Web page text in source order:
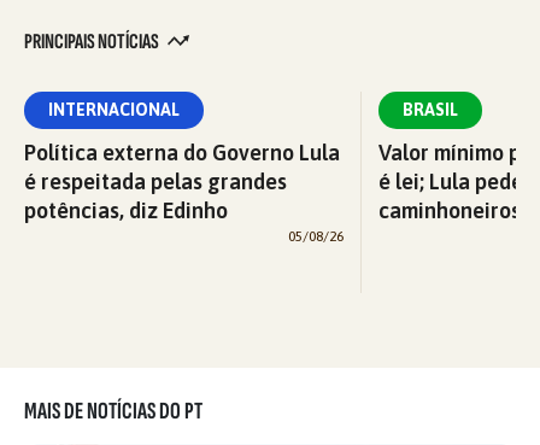
PRINCIPAIS NOTÍCIAS
INTERNACIONAL
Política externa do Governo Lula
é respeitada pelas grandes
potências, diz Edinho
05/08/26
BRASIL
Valor mínimo
é lei; Lula pede
caminhoneiros
MAIS DE NOTÍCIAS DO PT